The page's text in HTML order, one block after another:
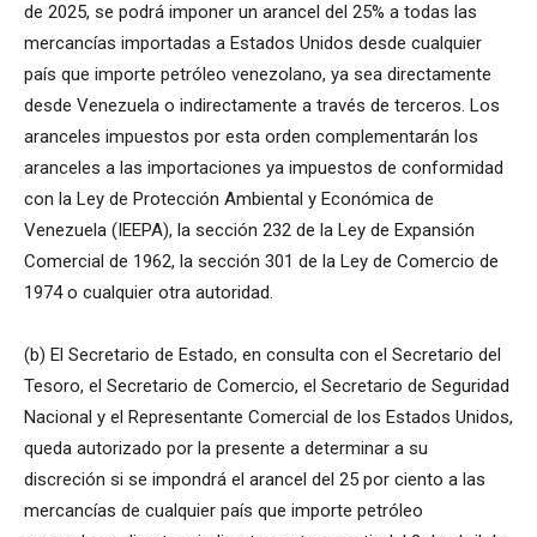
de 2025, se podrá imponer un arancel del 25% a todas las
mercancías importadas a Estados Unidos desde cualquier
país que importe petróleo venezolano, ya sea directamente
desde Venezuela o indirectamente a través de terceros. Los
aranceles impuestos por esta orden complementarán los
aranceles a las importaciones ya impuestos de conformidad
con la Ley de Protección Ambiental y Económica de
Venezuela (IEEPA), la sección 232 de la Ley de Expansión
Comercial de 1962, la sección 301 de la Ley de Comercio de
1974 o cualquier otra autoridad.
(b) El Secretario de Estado, en consulta con el Secretario del
Tesoro, el Secretario de Comercio, el Secretario de Seguridad
Nacional y el Representante Comercial de los Estados Unidos,
queda autorizado por la presente a determinar a su
discreción si se impondrá el arancel del 25 por ciento a las
mercancías de cualquier país que importe petróleo